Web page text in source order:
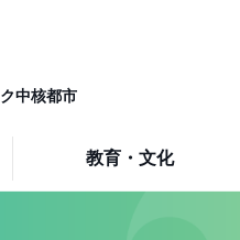
中核都市
教育・文化